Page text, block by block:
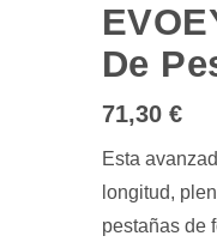
De
71,30 €
Esta
longitud,
pestañas de